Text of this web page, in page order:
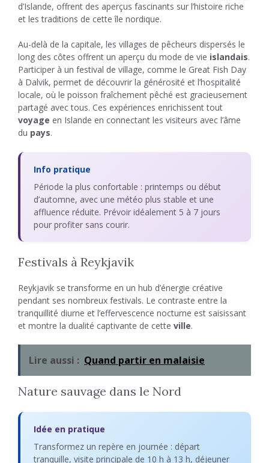
d’Islande, offrent des aperçus fascinants sur l’histoire riche
et les traditions de cette île nordique.
Au-delà de la capitale, les villages de pêcheurs dispersés le
long des côtes offrent un aperçu du mode de vie islandais.
Participer à un festival de village, comme le Great Fish Day
à Dalvik, permet de découvrir la générosité et l’hospitalité
locale, où le poisson fraîchement pêché est gracieusement
partagé avec tous. Ces expériences enrichissent tout
voyage en Islande en connectant les visiteurs avec l’âme
du pays.
Info pratique
Période la plus confortable : printemps ou début
d’automne, avec une météo plus stable et une
affluence réduite. Prévoir idéalement 5 à 7 jours
pour profiter sans courir.
Festivals à Reykjavik
Reykjavik se transforme en un hub d’énergie créative
pendant ses nombreux festivals. Le contraste entre la
tranquillité diurne et l’effervescence nocturne est saisissant
et montre la dualité captivante de cette ville.
Lire aussi : Quand partir en malaisie
Nature sauvage dans le Nord
Idée en pratique
Transformez un repère en journée : départ
tranquille, visite principale de 10 h à 13 h, déjeuner